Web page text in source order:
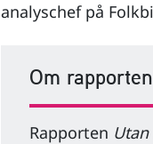
analyschef på
Om rapporten
Rapporten